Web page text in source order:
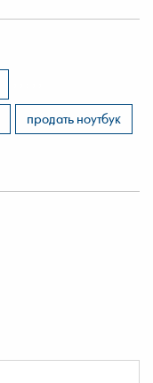
продать ноутбук